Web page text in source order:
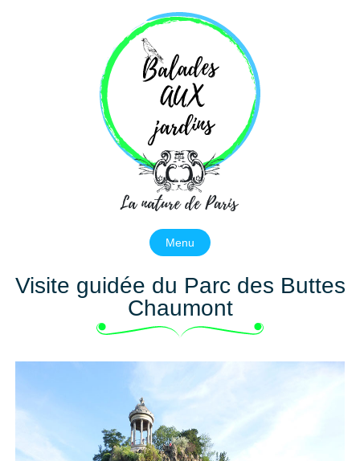
Menu
Visite guidée du Parc des Buttes
Chaumont